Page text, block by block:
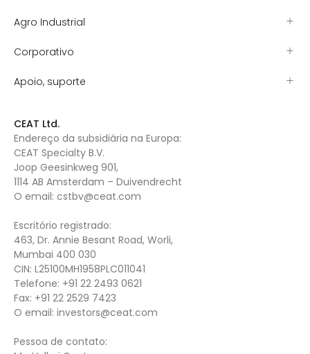
Agro Industrial
Corporativo
Apoio, suporte
CEAT Ltd.
Endereço da subsidiária na Europa:
CEAT Specialty B.V.
Joop Geesinkweg 901,
1114 AB Amsterdam – Duivendrecht
O email: cstbv@ceat.com
Escritório registrado:
463, Dr. Annie Besant Road, Worli,
Mumbai 400 030
CIN: L25100MH1958PLC011041
Telefone: +91 22 2493 0621
Fax: +91 22 2529 7423
O email: investors@ceat.com
Pessoa de contato: